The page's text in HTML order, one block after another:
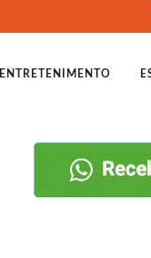
ENTRETENIMENTO